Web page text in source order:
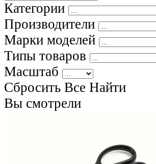
Категории
Производители
Марки моделей
Типы товаров
Масштаб
Сбросить Все Найти
Вы смотрели